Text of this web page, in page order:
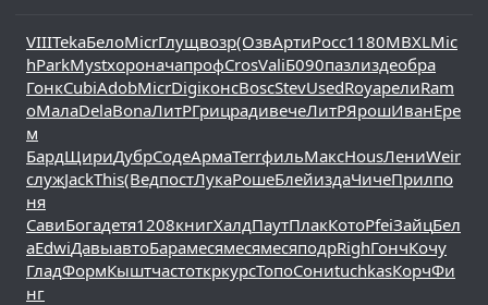
VIIITekaБелоMicrГлущвозр(ОзвАртиРосс1180MBXLMic
hParkMystхороначапрофCrosValiБ090пазлиздеобра
ГонкCubiAdobMicrDigiконсBoscStevUsedRoyaрелиRam
oМалаDelaBonaЛитРГрицрадивечеЛитРЯрошИванЕре
м
БардЩириДубрСодеАрмаTerrфильМаксHousЛениWeir
служJackThis(ВедпостЛукаРошеБлейиздаЧичеПрилпо
ня
СавиБогадетя1208книгХалдПаутПлакКотоPfeiЗайцБел
аEdwiДавыавтоБарамесямесямесяподрRighГончКочу
ГладФормКыштчастоткркурсТопоСониtuchkasКорчФи
нг